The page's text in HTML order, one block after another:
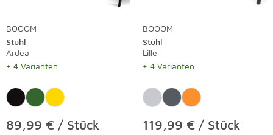
BOOOM
Stuhl
Ardea
+ 4 Varianten
89,99 € / Stück
BOOOM
Stuhl
Lille
+ 4 Varianten
119,99 € / Stück